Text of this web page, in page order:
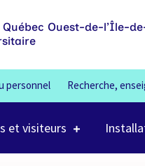
Québec Ouest-de-l’Île-
personnel Recherche,
et visiteurs